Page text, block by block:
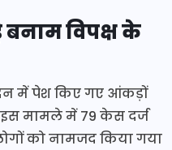
विपक्ष के
में पेश किए गए आंकड़ों
मामले में 79 केस दर्ज
को नामजद किया गया